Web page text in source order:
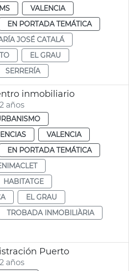
VALENCIA
EN PORTADA TEMÁTICA
JOSÉ CATALÁ
EL GRAU
SERRERÍA
inmobiliario
años
VALENCIA
EN PORTADA TEMÁTICA
HABITATGE
EL GRAU
TROBADA INMOBILIÀRIA
Puerto
años